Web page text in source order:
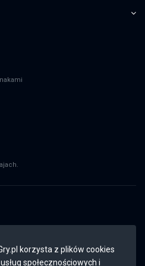
korzysta z plików cookies
społecznościowych i
24
24